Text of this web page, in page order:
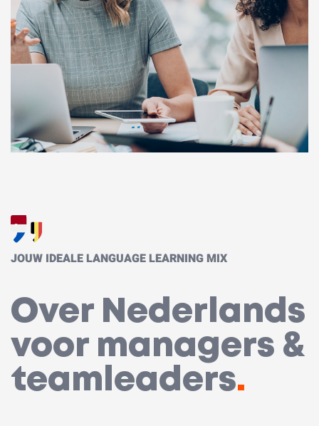
JOUW IDEALE LANGUAGE LEARNING MIX
Over Nederlands
voor managers &
teamleaders.